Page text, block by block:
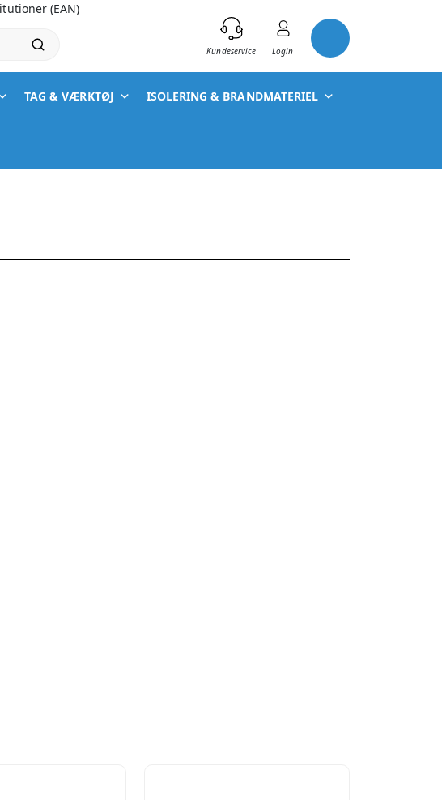
(EAN)
Kundeservice Login
TAG & VÆRKTØJ ISOLERING & BRANDMATERIEL